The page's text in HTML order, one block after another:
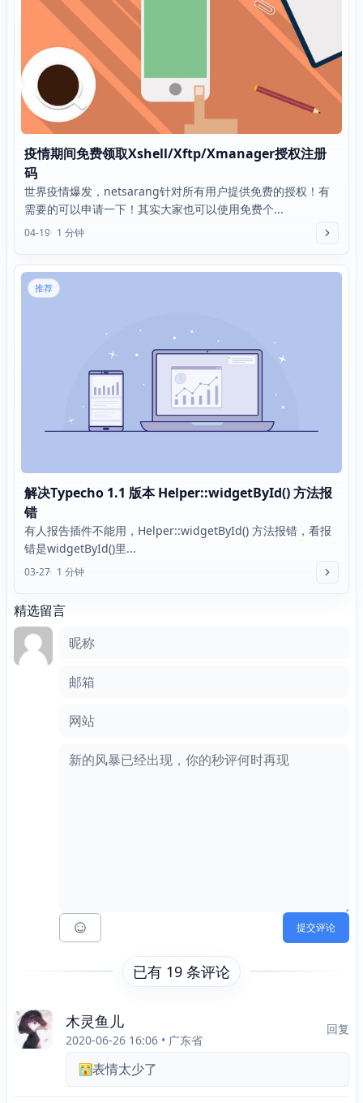
疫情期间免费领取Xshell/Xftp/Xmanager授权注册
码
世界疫情爆发，netsarang针对所有用户提供免费的授权！有
需要的可以申请一下！其实大家也可以使用免费个...
04-19 1 分钟
推荐
解决Typecho 1.1 版本 Helper::widgetById() 方法报
错
有人报告插件不能用，Helper::widgetById() 方法报错，看报
错是widgetById()里...
03-27 1 分钟
精选留言
昵称
邮箱
网站
评论框
提交评论
已有 19 条评论
木灵鱼儿
2020-06-26 16:06 • 广东省
回复
表情太少了